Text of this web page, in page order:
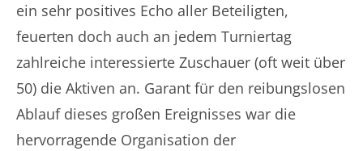
ein sehr positives Echo aller Beteiligten,
feuerten doch auch an jedem Turniertag
zahlreiche interessierte Zuschauer (oft weit über
50) die Aktiven an. Garant für den reibungslosen
Ablauf dieses großen Ereignisses war die
hervorragende Organisation der